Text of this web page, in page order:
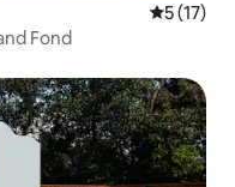
5 (17)
Fond
appréciés